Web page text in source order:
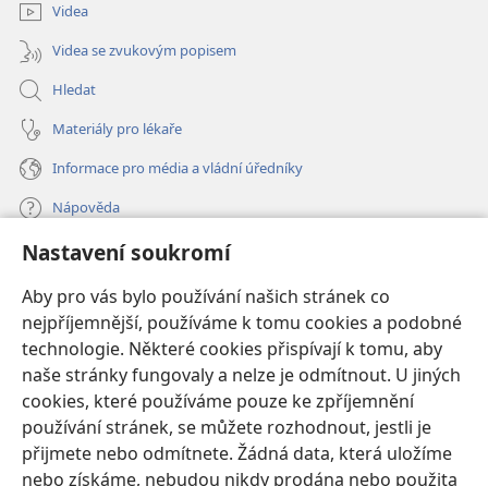
Nastavení soukromí
Aby pro vás bylo používání našich stránek co
nejpříjemnější, používáme k tomu cookies a podobné
technologie. Některé cookies přispívají k tomu, aby
naše stránky fungovaly a nelze je odmítnout. U jiných
cookies, které používáme pouze ke zpříjemnění
používání stránek, se můžete rozhodnout, jestli je
přijmete nebo odmítnete. Žádná data, která uložíme
nebo získáme, nebudou nikdy prodána nebo použita
Videa
Videa se zvukovým popisem
Hledat
Materiály pro lékaře
Informace pro média a vládní úředníky
Nápověda
Dary
nové
okno) ONLINE KNIHOVNA Strážné věže
(otevřeno
nové
okno)JW Hub®
(otevřeno
nové
okno)JW Library
Watchtower Library